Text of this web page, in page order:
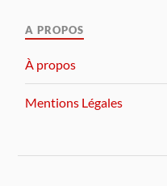
A PROPOS
À propos
Mentions Légales